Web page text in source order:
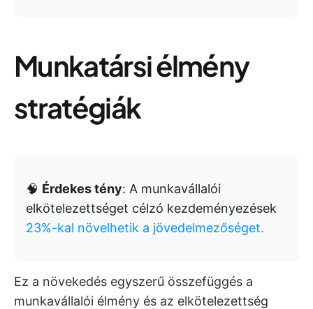
Munkatársi élmény
stratégiák
🧠 Érdekes tény: A munkavállalói
elkötelezettséget célzó kezdeményezések
23%-kal növelhetik a jövedelmezőséget.
Ez a növekedés egyszerű összefüggés a
munkavállalói élmény és az elkötelezettség